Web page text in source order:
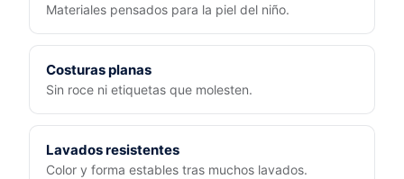
Materiales pensados para la piel del niño.
Costuras planas
Sin roce ni etiquetas que molesten.
Lavados resistentes
Color y forma estables tras muchos lavados.